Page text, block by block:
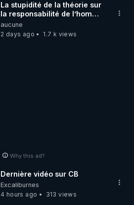
La stupidité de la théorie sur
la responsabilité de l’homme
concernant le dioxyde de
carbone.
aucune
2 days ago
1.7 k views
Why this ad?
Dernière vidéo sur CB
Excaliburnes
4 hours ago
313 views